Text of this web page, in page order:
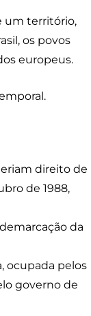
um território,
os povos
europeus.
direito de
de 1988,
da
ocupada pelos
governo de